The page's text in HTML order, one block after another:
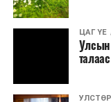
ЦАГ ҮЕ
Улсын